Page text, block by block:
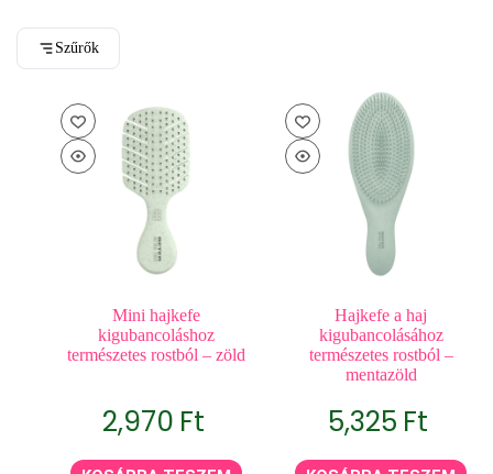
Szűrők
Mini hajkefe
kigubancoláshoz
természetes rostból – zöld
2,970 Ft
Hajkefe a haj
kigubancolásához
természetes rostból –
mentazöld
5,325 Ft